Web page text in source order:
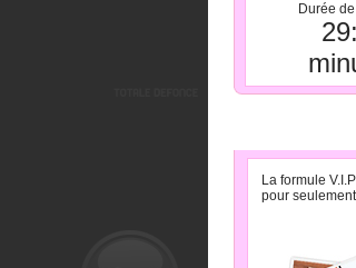
Durée
La formule
pour